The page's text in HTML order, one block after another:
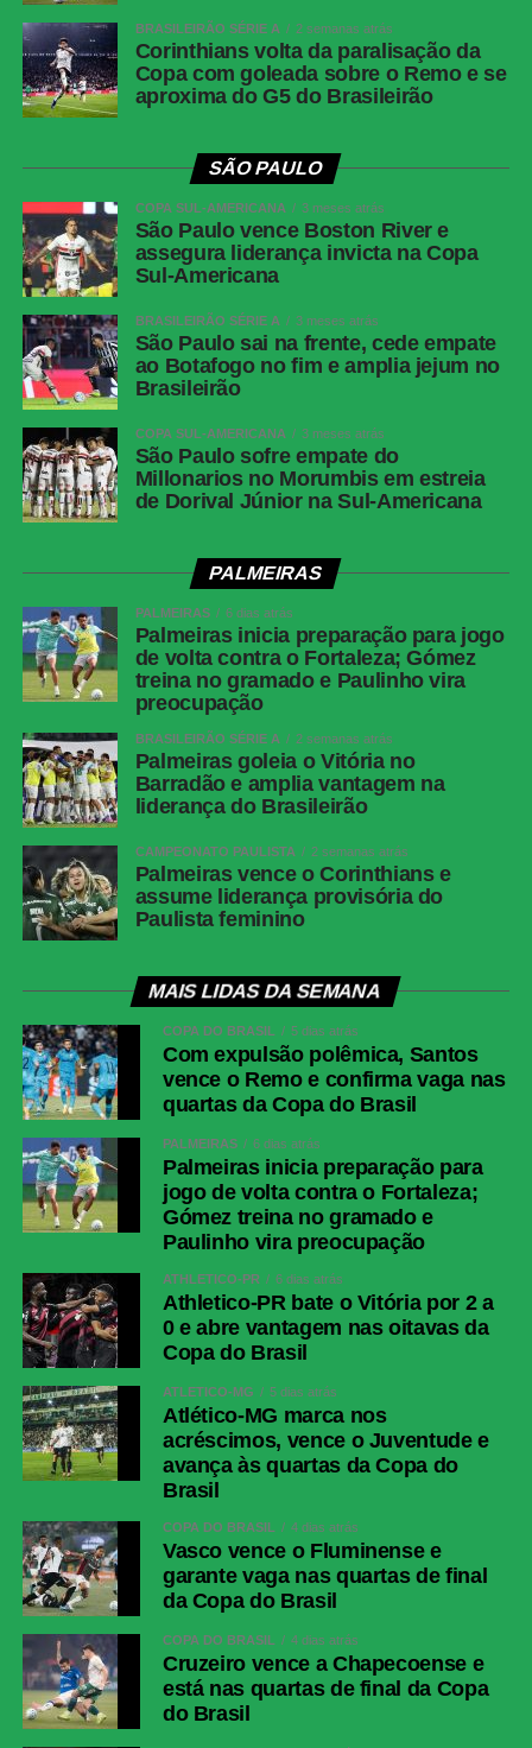
BRASILEIRÃO SÉRIE A 2 semanas atrás
Corinthians volta da paralisação da
Copa com goleada sobre o Remo e se
aproxima do G5 do Brasileirão
SÃO PAULO
COPA SUL-AMERICANA 3 meses atrás
São Paulo vence Boston River e
assegura liderança invicta na Copa
Sul-Americana
BRASILEIRÃO SÉRIE A 3 meses atrás
São Paulo sai na frente, cede empate
ao Botafogo no fim e amplia jejum no
Brasileirão
COPA SUL-AMERICANA 3 meses atrás
São Paulo sofre empate do
Millonarios no Morumbis em estreia
de Dorival Júnior na Sul-Americana
PALMEIRAS
PALMEIRAS 6 dias atrás
Palmeiras inicia preparação para jogo
de volta contra o Fortaleza; Gómez
treina no gramado e Paulinho vira
preocupação
BRASILEIRÃO SÉRIE A 2 semanas atrás
Palmeiras goleia o Vitória no
Barradão e amplia vantagem na
liderança do Brasileirão
CAMPEONATO PAULISTA 2 semanas atrás
Palmeiras vence o Corinthians e
assume liderança provisória do
Paulista feminino
MAIS LIDAS DA SEMANA
COPA DO BRASIL 5 dias atrás
Com expulsão polêmica, Santos
vence o Remo e confirma vaga nas
quartas da Copa do Brasil
PALMEIRAS 6 dias atrás
Palmeiras inicia preparação para
jogo de volta contra o Fortaleza;
Gómez treina no gramado e
Paulinho vira preocupação
ATHLETICO-PR 6 dias atrás
Athletico-PR bate o Vitória por 2 a
0 e abre vantagem nas oitavas da
Copa do Brasil
ATLÉTICO-MG 5 dias atrás
Atlético-MG marca nos
acréscimos, vence o Juventude e
avança às quartas da Copa do
Brasil
COPA DO BRASIL 4 dias atrás
Vasco vence o Fluminense e
garante vaga nas quartas de final
da Copa do Brasil
COPA DO BRASIL 4 dias atrás
Cruzeiro vence a Chapecoense e
está nas quartas de final da Copa
do Brasil